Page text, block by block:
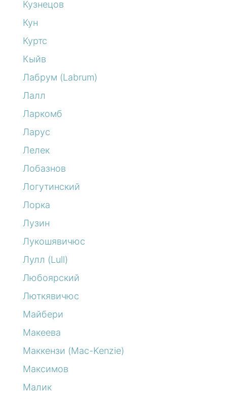
Кузнецов
Кун
Куртс
Кыйв
Лабрум (Labrum)
Лалл
Ларкомб
Ларус
Лелек
Лобазнов
Логутинский
Лорка
Лузин
Лукошявичюс
Лулл (Lull)
Любоярский
Люткявичюс
Майбери
Макеева
Маккензи (Mac-Kenzie)
Максимов
Малик